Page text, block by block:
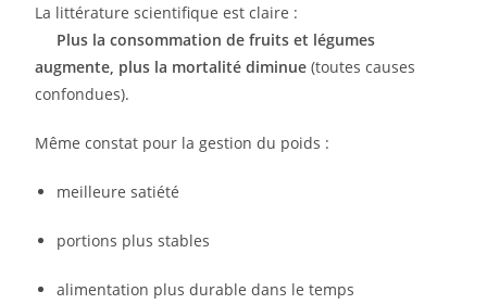
La littérature scientifique est claire :
Plus la consommation de fruits et légumes
augmente, plus la mortalité diminue (toutes causes
confondues).
Même constat pour la gestion du poids :
meilleure satiété
portions plus stables
alimentation plus durable dans le temps